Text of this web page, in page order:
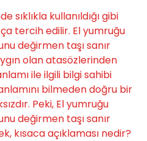
sıklıkla kullanıldığı gibi
tercih edilir. El yumruğu
değirmen taşı sanır
olan atasözlerinden
ile ilgili bilgi sahibi
bilmeden doğru bir
Peki, El yumruğu
değirmen taşı sanır
kısaca açıklaması nedir?